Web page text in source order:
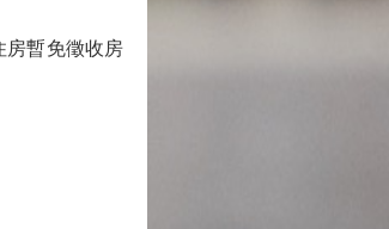
暫免徵收房